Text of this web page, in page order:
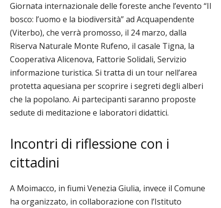
Giornata internazionale delle foreste anche l’evento “Il
bosco: l’uomo e la biodiversità” ad Acquapendente
(Viterbo), che verrà promosso, il 24 marzo, dalla
Riserva Naturale Monte Rufeno, il casale Tigna, la
Cooperativa Alicenova, Fattorie Solidali, Servizio
informazione turistica. Si tratta di un tour nell’area
protetta aquesiana per scoprire i segreti degli alberi
che la popolano. Ai partecipanti saranno proposte
sedute di meditazione e laboratori didattici.
Incontri di riflessione con i
cittadini
A Moimacco, in fiumi Venezia Giulia, invece il Comune
ha organizzato, in collaborazione con l’Istituto